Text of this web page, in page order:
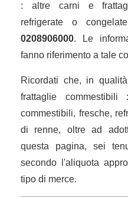
: altre carni e
refrigerate o
0208906000. Le
fanno riferimento a tale
Ricordati che, in
frattaglie
commestibili, fresche,
di renne, oltre ad
questa pagina, sei
secondo l'aliquota
tipo di merce.